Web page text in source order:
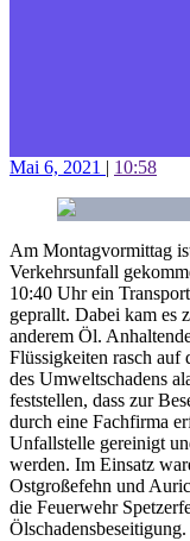
Mai 6, 2021 | 10:58
Am Montagvormittag
Verkehrsunfall
10:40 Uhr ein
geprallt. Dabei kam es
anderem Öl.
Flüssigkeiten rasch auf
des Umweltschadens
feststellen, dass zur
durch eine Fachfirma
Unfallstelle gereinigt
werden. Im Einsatz
Ostgroßefehn und
die Feuerwehr
Ölschadensbeseitigung.